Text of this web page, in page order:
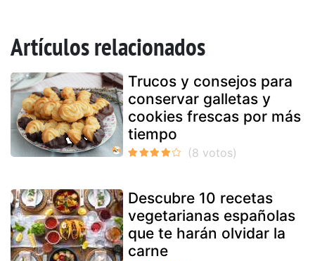
Artículos relacionados
Trucos y consejos para
conservar galletas y
cookies frescas por más
tiempo
Descubre 10 recetas
vegetarianas españolas
que te harán olvidar la
carne